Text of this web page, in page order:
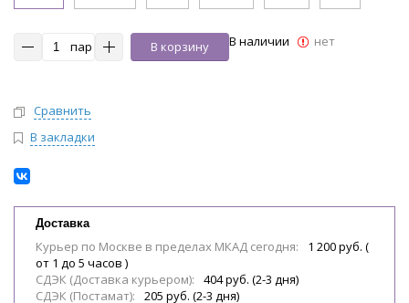
пар В корзину В наличии нет
Сравнить
В закладки
Доставка
Курьер по Москве в пределах МКАД сегодня:
1 200 руб. (
от 1 до 5 часов )
СДЭК (Доставка курьером):
404 руб. (2-3 дня)
СДЭК (Постамат):
205 руб. (2-3 дня)